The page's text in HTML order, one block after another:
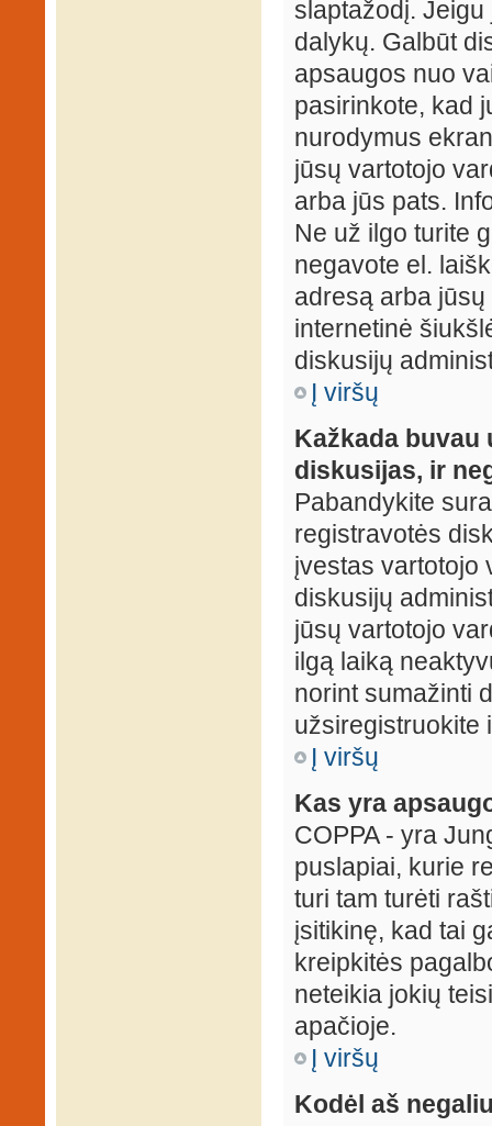
slaptažodį.
dalykų. Galbūt
apsaugos nuo
pasirinkote, kad
nurodymus
jūsų vartotojo
arba jūs pats.
Ne už ilgo turite
negavote el.
adresą arba
internetinė
diskusijų
Į viršų
Kažkada buvau
diskusijas, ir
Pabandykite
registravotės
įvestas vartotojo
diskusijų
jūsų vartotojo
ilgą laiką
norint sumažinti
užsiregistruokite
Į viršų
Kas yra
COPPA - yra
puslapiai, kurie
turi tam turėti
įsitikinę, kad tai
kreipkitės
neteikia jokių
apačioje.
Į viršų
Kodėl aš